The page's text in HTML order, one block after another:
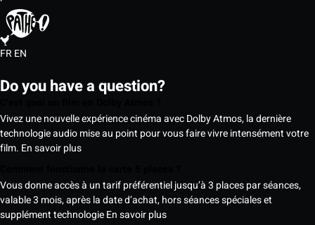
FREN
Do you have a question?
Vivez une nouvelle expérience cinéma avec Dolby Atmos, la dernière
technologie audio mise au point pour vous faire vivre intensément votre
film. En savoir plus
Vous donne accès à un tarif préférentiel jusqu’à 3 places par séances,
valable 3 mois, après la date d’achat, hors séances spéciales et
supplément technologieEn savoir plus